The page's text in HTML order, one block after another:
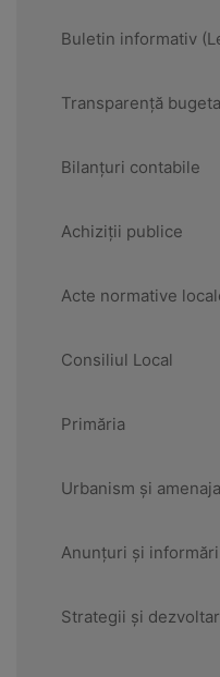
Buletin informativ
Transparență
Bilanțuri contabile
Achiziții publice
Acte normative
Consiliul Local
Primăria
Urbanism și
Anunțuri și
Strategii și